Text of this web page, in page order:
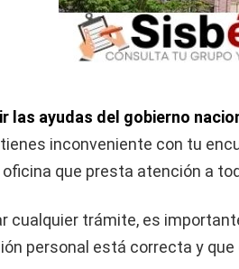
las ayudas del gobierno
inconveniente con tu
que presta atención a
cualquier trámite, es
personal está correcta y